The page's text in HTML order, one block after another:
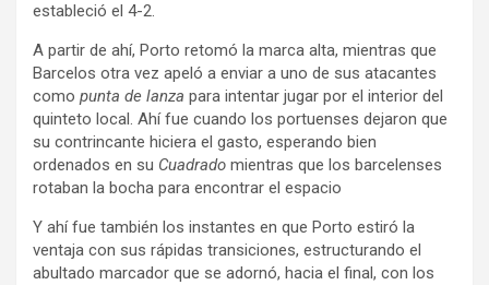
estableció el 4-2.
A partir de ahí, Porto retomó la marca alta, mientras que
Barcelos otra vez apeló a enviar a uno de sus atacantes
como punta de lanza para intentar jugar por el interior del
quinteto local. Ahí fue cuando los portuenses dejaron que
su contrincante hiciera el gasto, esperando bien
ordenados en su Cuadrado mientras que los barcelenses
rotaban la bocha para encontrar el espacio
Y ahí fue también los instantes en que Porto estiró la
ventaja con sus rápidas transiciones, estructurando el
abultado marcador que se adornó, hacia el final, con los